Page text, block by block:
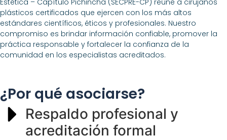
plásticos certificados que ejercen con los más altos
estándares científicos, éticos y profesionales. Nuestro
compromiso es brindar información confiable, promover la
práctica responsable y fortalecer la confianza de la
comunidad en los especialistas acreditados.
¿Por qué asociarse?
Respaldo profesional y
acreditación formal